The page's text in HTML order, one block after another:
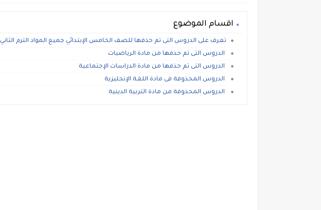
اقسام الموضوع
تعرف على الدروس التى تم حذفها للصف الخامس الإبتدائي جميع المواد الترم الثاني
الدروس التى تم حذفها من مادة الرياضيات
الدروس التى تم حذفها من مادة الدراسات الإجتماعية
الدروس المحذوفة فى مادة اللغة الإنجليزية
الدروس المحذوفة من مادة التربية الدينية